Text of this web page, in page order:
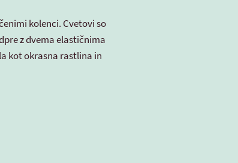
kolenci. Cvetovi so
z dvema elastičnima
kot okrasna rastlina in